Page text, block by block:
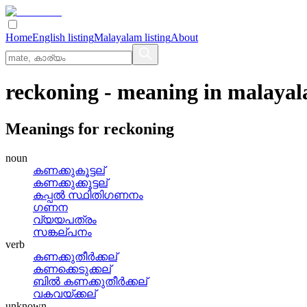
HomeEnglish listingMalayalam listingAbout
reckoning - meaning in
Meanings for reckoning
noun
കണക്കുകൂട്ടല്
കണക്കുക്കൂട്ടല്
കപ്പല്‍ സ്ഥിതിഗണനം
ഗണന
വ്യയപത്രം
സങ്കല്‌പനം
verb
കണക്കുതീര്‍ക്കല്
കണക്കെടുക്കല്
ബില്‍ കണക്കുതീര്‍ക്കല്
വകവയ്‌ക്കല്